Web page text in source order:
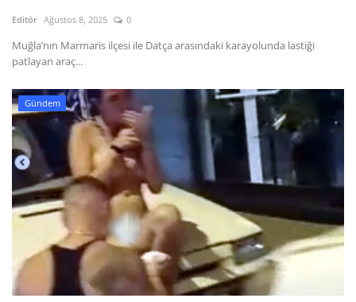
Editör Ağustos 8, 2025 0
Muğla’nın Marmaris ilçesi ile Datça arasındaki karayolunda lastiği
patlayan araç...
Gündem